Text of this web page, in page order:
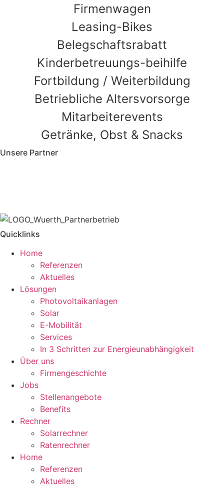
Firmenwagen
Leasing-Bikes
Belegschaftsrabatt
Kinderbetreuungs-beihilfe
Fortbildung / Weiterbildung
Betriebliche Altersvorsorge
Mitarbeiterevents
Getränke, Obst & Snacks
Unsere Partner
Quicklinks
Home
Referenzen
Aktuelles
Lösungen
Photovoltaikanlagen
Solar
E-Mobilität
Services
In 3 Schritten zur Energieunabhängigkeit
Über uns
Firmengeschichte
Jobs
Stellenangebote
Benefits
Rechner
Solarrechner
Ratenrechner
Home
Referenzen
Aktuelles